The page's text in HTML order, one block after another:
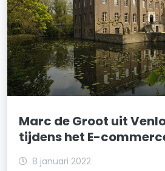
Marc de Groot uit
tijdens het E-
8 januari 2022